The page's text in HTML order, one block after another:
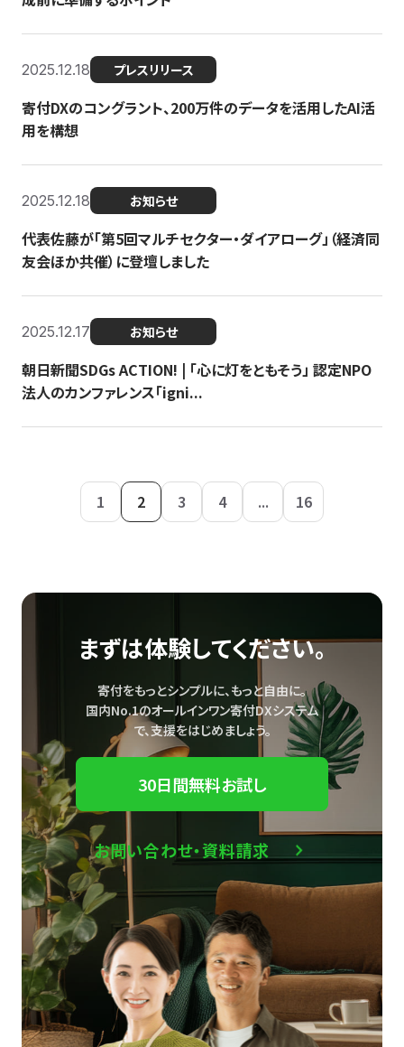
2025.12.18 プレスリリース
寄付DXのコングラント、200万件のデータを活用したAI活
用を構想
2025.12.18 お知らせ
代表佐藤が「第5回マルチセクター・ダイアローグ」（経済同
友会ほか共催）に登壇しました
2025.12.17 お知らせ
朝日新聞SDGs ACTION! | 「心に灯をともそう」 認定NPO
法人のカンファレンス「igni...
1 2 3 4 ... 16
まずは体験してください。
寄付をもっとシンプルに、もっと自由に。
国内No.1のオールインワン寄付DXシステム
で、支援をはじめましょう。
30日間無料お試し
お問い合わせ・資料請求